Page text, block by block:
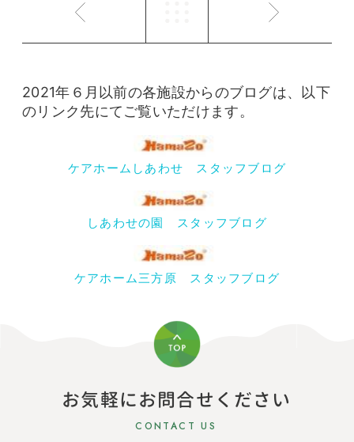
2021年６月以前の各施設からのブログは、以下
のリンク先にてご覧いただけます。
ケアホームしあわせ スタッフブログ
しあわせの園 スタッフブログ
ケアホーム三方原 スタッフブログ
お気軽にお問合せください
CONTACT US